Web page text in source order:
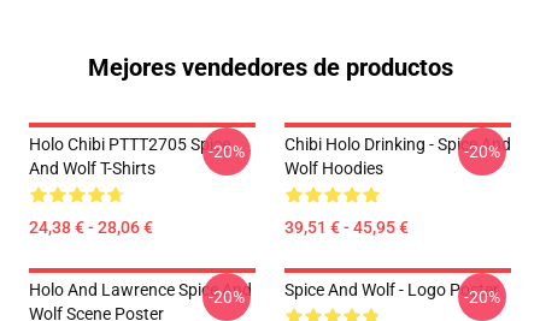
Mejores vendedores de productos
Holo Chibi PTTT2705 Spice
And Wolf T-Shirts
24,38 € - 28,06 €
-20%
Chibi Holo Drinking - Spice And
Wolf Hoodies
39,51 € - 45,95 €
-20%
Holo And Lawrence Spice And
Wolf Scene Poster
-20% Spice And Wolf - Logo Poster
-20%